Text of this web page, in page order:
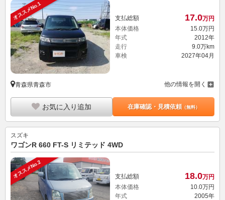
オススメNo.1 支払総額 17.0万円
本体価格
15.0万円
年式
2012年
走行
9.0万km
車検
2027年04月
青森県青森市 他の情報を開く
お気に入り追加 在庫確認・見積依頼（無料）
スズキ
ワゴンR 660 FT-S リミテッド 4WD
オススメNo.2 支払総額 18.0万円
本体価格
10. 0万円
年式
2005年